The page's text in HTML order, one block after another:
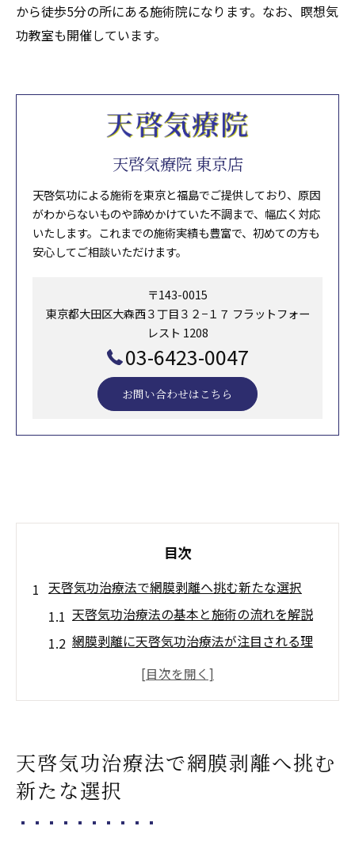
から徒歩5分の所にある施術院になります。なお、瞑想気
功教室も開催しています。
天啓気療院 東京店
天啓気功による施術を東京と福島でご提供しており、原因
がわからないものや諦めかけていた不調まで、幅広く対応
いたします。これまでの施術実績も豊富で、初めての方も
安心してご相談いただけます。
〒143-0015
東京都大田区大森西３丁目３２−１７ フラットフォー
レスト 1208
03-6423-0047
お問い合わせはこちら
目次
天啓気功治療法で網膜剥離へ挑む新たな選択
天啓気功治療法の基本と施術の流れを解説
網膜剥離に天啓気功治療法が注目される理
天啓気功治療法を選ぶ際の安心ポイント
天啓気功治療や療法で活性化するクンダリニー
覚醒がもたらす寛解への道
天啓気功治療法で網膜剥離へ挑む
新たな選択